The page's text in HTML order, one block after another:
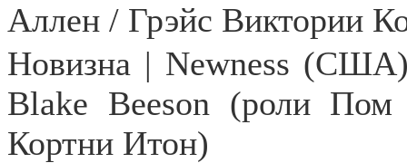
Аллен / Грэйс Виктории
Новизна | Newness
Blake Beeson (роли
Кортни Итон)